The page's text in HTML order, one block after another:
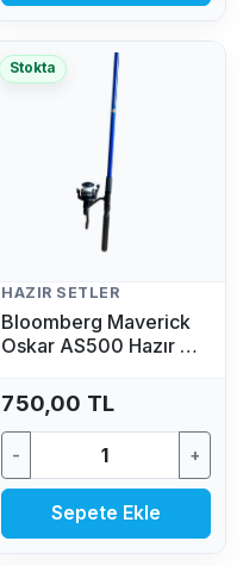
Stokta
HAZIR SETLER
Bloomberg Maverick
Oskar AS500 Hazır Av
GR)
750,00 TL
- +
Sepete Ekle